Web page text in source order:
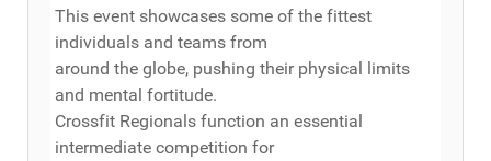
This event showcases some of the fittest
individuals and teams from
around the globe, pushing their physical limits
and mental fortitude.
Crossfit Regionals function an essential
intermediate competition for